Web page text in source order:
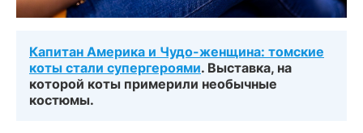
Капитан Америка и Чудо-женщина: томские
коты стали супергероями. Выставка, на
которой коты примерили необычные
костюмы.